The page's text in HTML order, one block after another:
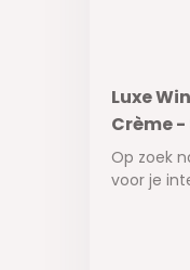
Luxe
Crème -
Op zoek
voor je